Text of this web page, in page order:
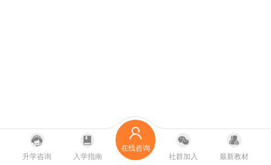
升学咨询 入学指南
在线咨询
社群加入
最新教材